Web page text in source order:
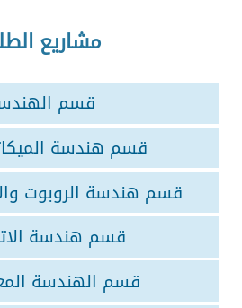
مشاريع
قسم
قسم هندسة
قسم هندسة الروبوت
قسم هندسة
قسم الهندسة